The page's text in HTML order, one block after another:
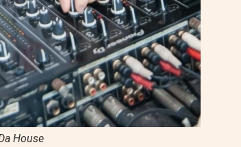
House